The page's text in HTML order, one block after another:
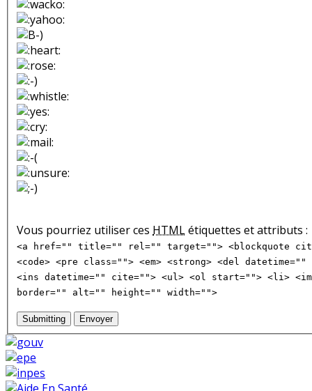
Vous pourriez utiliser ces HTMLétiquettes et attributs :
<a href="" title="" rel="" target=""> <blockquote
<code> <pre class=""> <em> <strong> <del
<ins datetime="" cite=""> <ul> <ol start=""> <li>
border="" alt="" height="" width="">
Submitting Envoyer